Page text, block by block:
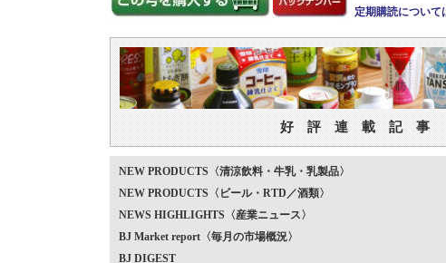
定期購読につい
好 評 連 載 記 事
NEW PRODUCTS〈清涼飲料・牛乳・乳製品〉
NEW PRODUCTS〈ビール・RTD／酒類〉
NEWS HIGHLIGHTS〈産業ニュース〉
BJ Market report〈毎月の市場概況〉
BJ DIGEST